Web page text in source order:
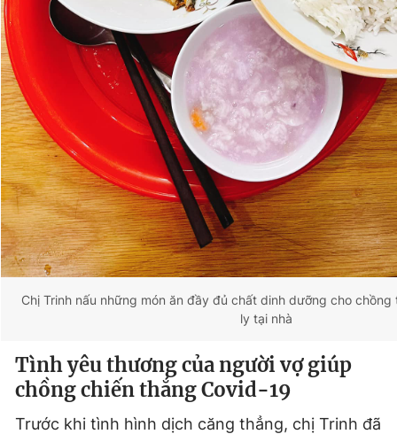
Chị Trinh nấu những món ăn đầy đủ chất dinh dưỡng cho
ly tại nhà
Tình yêu thương của người vợ giúp
chồng chiến thắng Covid-19
Trước khi tình hình dịch căng thẳng, chị Trinh đã